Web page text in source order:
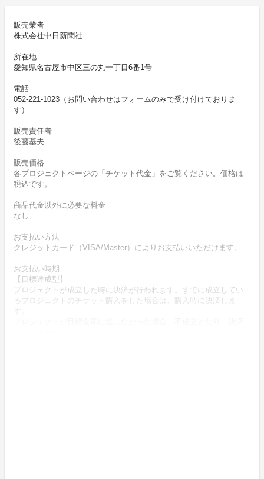
販売業者
株式会社中日新聞社
所在地
愛知県名古屋市中区三の丸一丁目6番1号
電話
052-221-1023（お問い合わせはフォームのみで受け付けておりま
す）
販売責任者
後藤基夫
販売価格
各プロジェクトページの「チケット代金」をご覧ください。価格は
税込です。
商品代金以外に必要な料金
なし
お支払い方法
クレジットカード（VISA/Master）によりお支払いいただけます。
お支払い時期
【目標達成型】
プロジェクトが成立した時に決済が行われます。すでに成立してい
るプロジェクトのチケット購入をした場合は、購入時に決済しま